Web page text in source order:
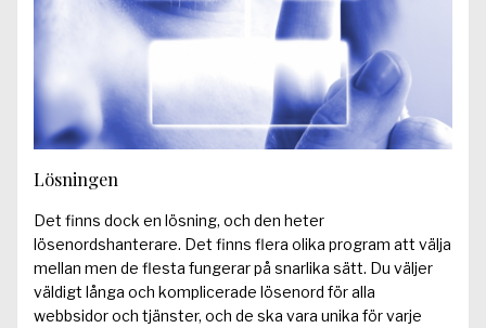
Lösningen
Det finns dock en lösning, och den heter
lösenordshanterare. Det finns flera olika program att välja
mellan men de flesta fungerar på snarlika sätt. Du väljer
väldigt långa och komplicerade lösenord för alla
webbsidor och tjänster, och de ska vara unika för varje